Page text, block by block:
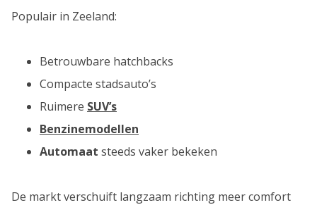
Populair in Zeeland:
Betrouwbare hatchbacks
Compacte stadsauto’s
Ruimere SUV’s
Benzinemodellen
Automaat steeds vaker bekeken
De markt verschuift langzaam richting meer comfort